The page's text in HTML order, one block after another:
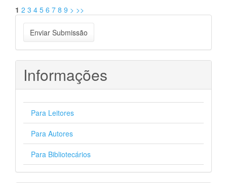
1 2 3 4 5 6 7 8 9 > >>
Enviar
Submissão
Enviar Submissão
Informações
Para Leitores
Para Autores
Para Bibliotecários